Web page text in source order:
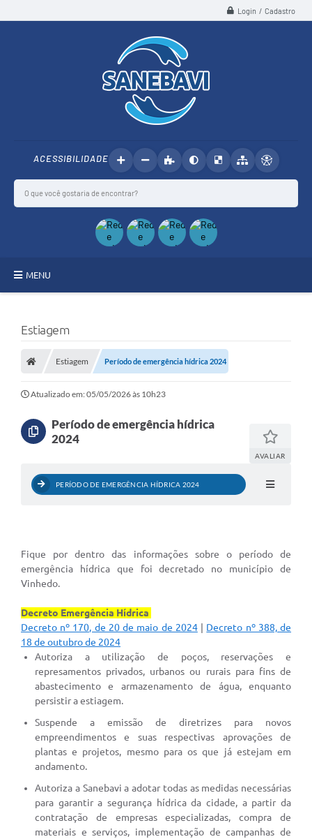
Login / Cadastro
ACESSIBILIDADE
MENU
SERVIÇOS
ÁGUA
ESGOTO
COMPRAS E LICITAÇÕES
ACESSOS EXTERNOS
CONTATOS
Estiagem
Estiagem Período de emergência hídrica 2024
Atualizado em: 05/05/2026 às 10h23
Período de emergência hídrica
2024
AVALIAR
PERÍODO DE EMERGÊNCIA HÍDRICA 2024
Fique por dentro das informações sobre o período de
emergência hídrica que foi decretado no município de
Vinhedo.
Decreto Emergência Hídrica
Decreto nº 170, de 20 de maio de 2024| Decreto nº 388, de
18 de outubro de 2024
Autoriza a utilização de poços, reservações e
represamentos privados, urbanos ou rurais para fins de
abastecimento e armazenamento de água, enquanto
persistir a estiagem.
Suspende a emissão de diretrizes para novos
empreendimentos e suas respectivas aprovações de
plantas e projetos, mesmo para os que já estejam em
andamento.
Autoriza a Sanebavi a adotar todas as medidas necessárias
para garantir a segurança hídrica da cidade, a partir da
contratação de empresas especializadas, compra de
materiais e serviços, implementação de campanhas de